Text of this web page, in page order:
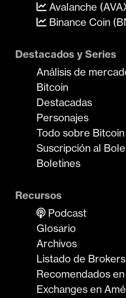
Avalanche
Binance Coin
Destacados y Series
Análisis de
Bitcoin
Destacadas
Personajes
Todo sobre
Suscripción al
Boletines
Recursos
Podcast
Glosario
Archivos
Listado de Brokers
Recomendados
Exchanges en